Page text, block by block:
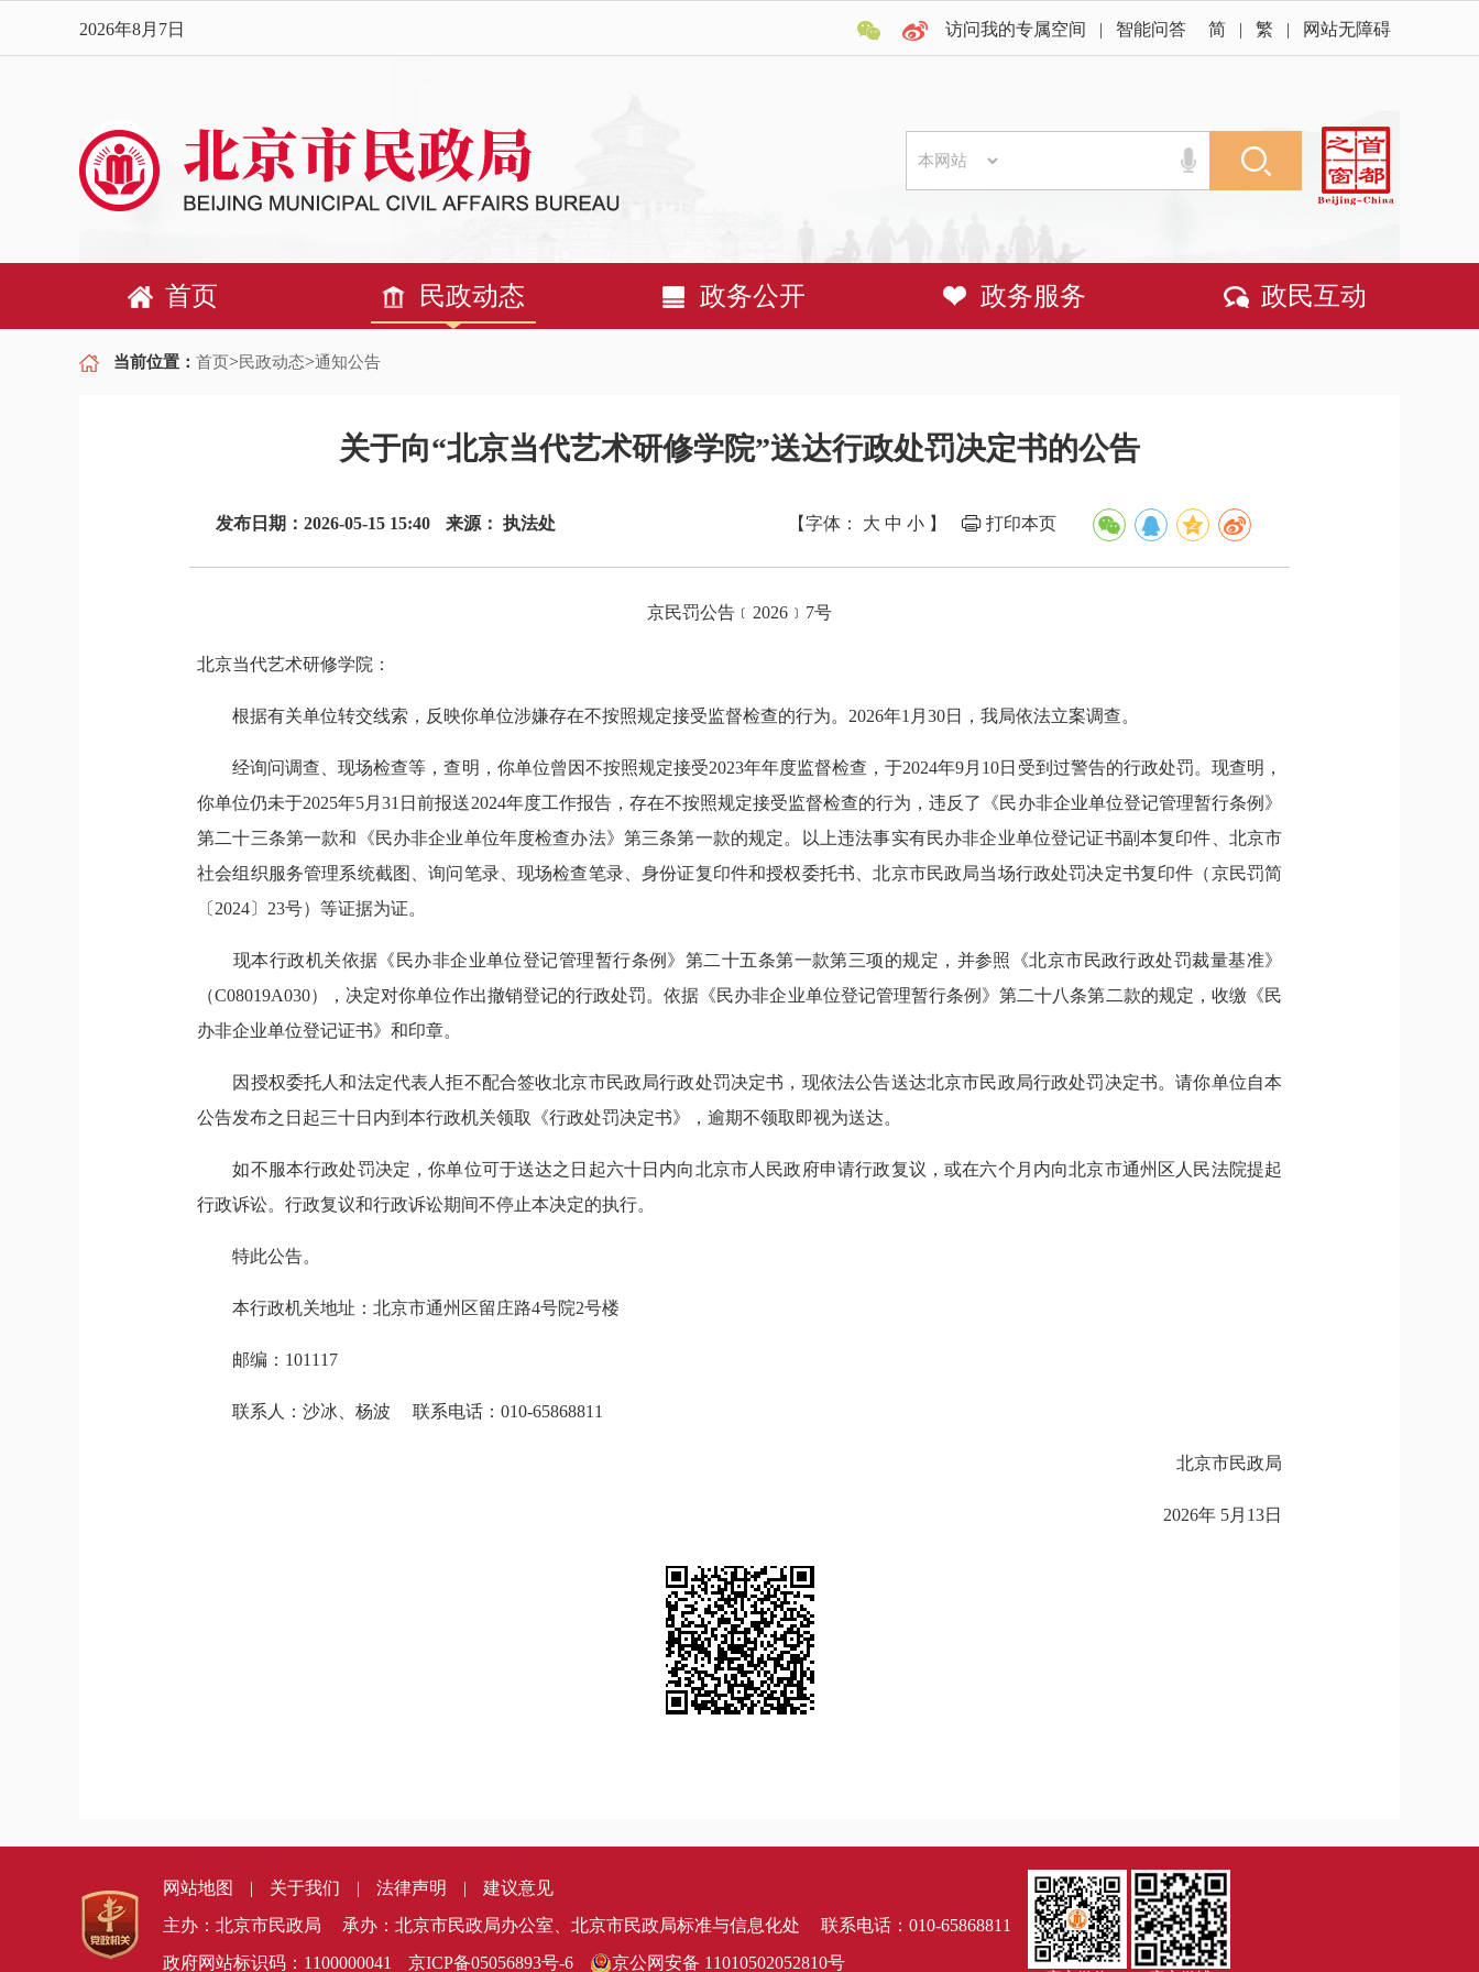
2026年8月7日 访问我的专属空间 | 智能问答 简 | 繁 | 网站无障碍
首页 民政动态 政务公开 政务服务 政民互动
当前位置： 首页>民政动态>通知公告
关于向“北京当代艺术研修学院”送达行政处罚决定书的公告
发布日期：2026-05-15 15:40 来源： 执法处 【字体： 大 中 小 】 打印本页
京民罚公告﹝2026﹞7号
北京当代艺术研修学院：
根据有关单位转交线索，反映你单位涉嫌存在不按照规定接受监督检查的行为。2026年1月30日，我局依法立案调查。
经询问调查、现场检查等，查明，你单位曾因不按照规定接受2023年年度监督检查，于2024年9月10日受到过警告的行政处罚。现查明，
你单位仍未于2025年5月31日前报送2024年度工作报告，存在不按照规定接受监督检查的行为，违反了《民办非企业单位登记管理暂行条例》
第二十三条第一款和《民办非企业单位年度检查办法》第三条第一款的规定。以上违法事实有民办非企业单位登记证书副本复印件、北京市
社会组织服务管理系统截图、询问笔录、现场检查笔录、身份证复印件和授权委托书、北京市民政局当场行政处罚决定书复印件（京民罚简
〔2024〕23号）等证据为证。
现本行政机关依据《民办非企业单位登记管理暂行条例》第二十五条第一款第三项的规定，并参照《北京市民政行政处罚裁量基准》
（C08019A030），决定对你单位作出撤销登记的行政处罚。依据《民办非企业单位登记管理暂行条例》第二十八条第二款的规定，收缴《民
办非企业单位登记证书》和印章。
因授权委托人和法定代表人拒不配合签收北京市民政局行政处罚决定书，现依法公告送达北京市民政局行政处罚决定书。请你单位自本
公告发布之日起三十日内到本行政机关领取《行政处罚决定书》，逾期不领取即视为送达。
如不服本行政处罚决定，你单位可于送达之日起六十日内向北京市人民政府申请行政复议，或在六个月内向北京市通州区人民法院提起
行政诉讼。行政复议和行政诉讼期间不停止本决定的执行。
特此公告。
本行政机关地址：北京市通州区留庄路4号院2号楼
邮编：101117
联系人：沙冰、杨波 联系电话：010-65868811
北京市民政局
2026年 5月13日
网站地图 | 关于我们 | 法律声明 |
建议意见
主办：北京市民政局
承办：北京市民政局办公室、北京市民政局标准与信息化处
联系电话：010-65868811
政府网站标识码：1100000041
京ICP备05056893号-6 京公网安备 11010502052810号